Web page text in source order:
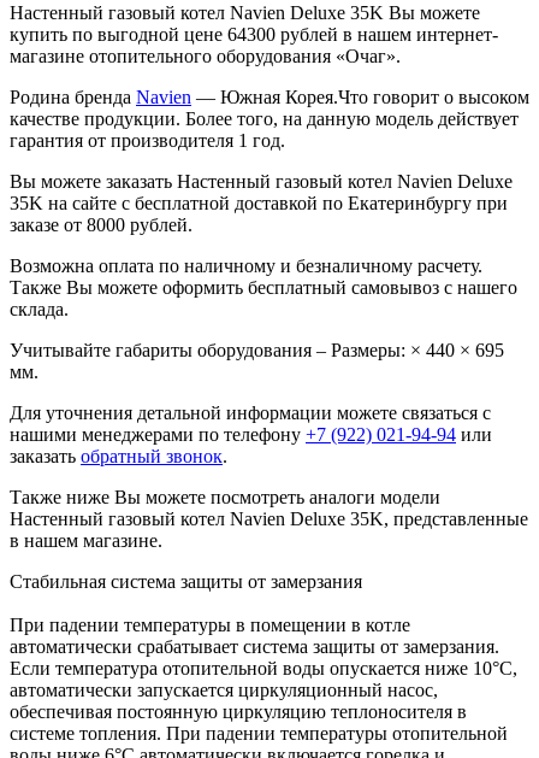
Настенный газовый котел Navien Deluxe 35K Вы можете
купить по выгодной цене 64300 рублей в нашем интернет-
магазине отопительного оборудования «Очаг».
Родина бренда Navien — Южная Корея.Что говорит о высоком
качестве продукции. Более того, на данную модель действует
гарантия от производителя 1 год.
Вы можете заказать Настенный газовый котел Navien Deluxe
35K на сайте с бесплатной доставкой по Екатеринбургу при
заказе от 8000 рублей.
Возможна оплата по наличному и безналичному расчету.
Также Вы можете оформить бесплатный самовывоз с нашего
склада.
Учитывайте габариты оборудования – Размеры: × 440 × 695
мм.
Для уточнения детальной информации можете связаться с
нашими менеджерами по телефону +7 (922) 021-94-94 или
заказать обратный звонок.
Также ниже Вы можете посмотреть аналоги модели
Настенный газовый котел Navien Deluxe 35K, представленные
в нашем магазине.
Стабильная система защиты от замерзания
При падении температуры в помещении в котле
автоматически срабатывает система защиты от замерзания.
Если температура отопительной воды опускается ниже 10°С,
автоматически запускается циркуляционный насос,
обеспечивая постоянную циркуляцию теплоносителя в
системе топления. При падении температуры отопительной